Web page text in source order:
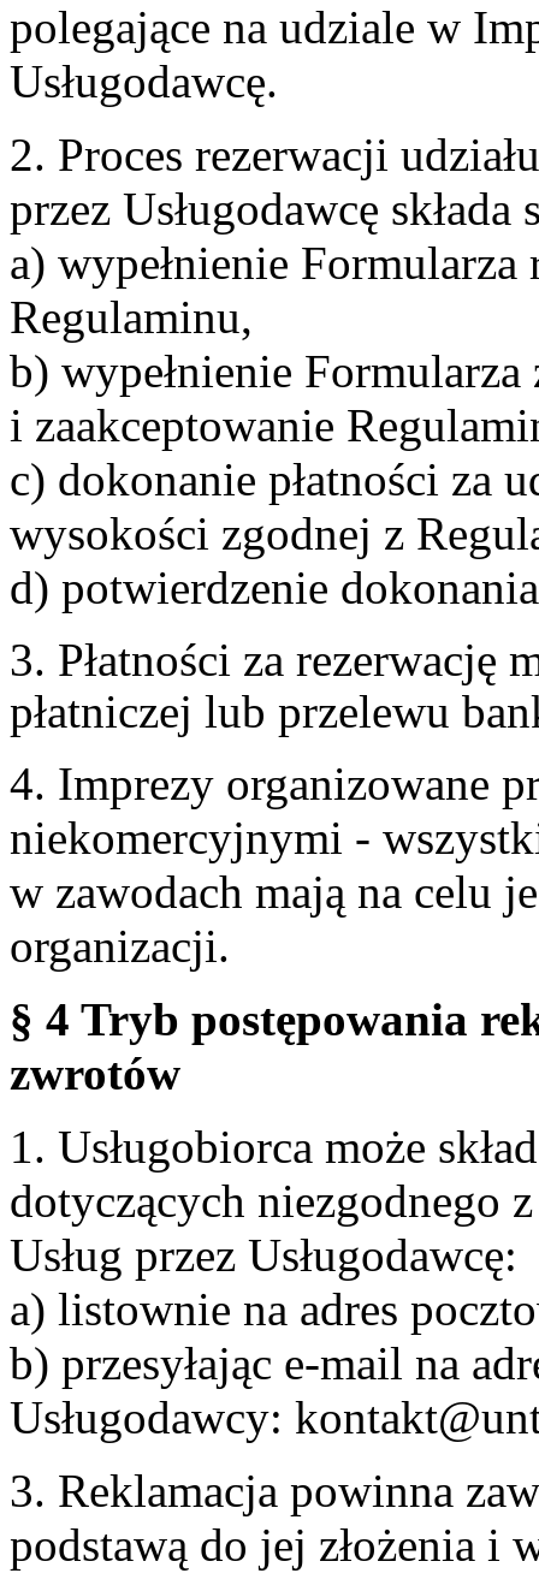
polegające na udziale w
Usługodawcę.
2. Proces rezerwacji
przez Usługodawcę
a) wypełnienie
Regulaminu,
b) wypełnienie Formularza
i zaakceptowanie
c) dokonanie płatności za
wysokości zgodnej z
d) potwierdzenie
3. Płatności za rezerwację
płatniczej lub przelewu
4. Imprezy organizowane
niekomercyjnymi -
w zawodach mają na celu
organizacji.
§ 4 Tryb postępowania
zwrotów
1. Usługobiorca może
dotyczących niezgodnego
Usług przez Usługodawcę:
a) listownie na adres
b) przesyłając e-mail na
Usługodawcy:
3. Reklamacja powinna
podstawą do jej złożenia i